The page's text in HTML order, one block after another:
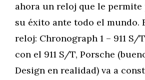
ahora un reloj que le
su éxito ante todo el mundo.
reloj: Chronograph 1 – 911 S/
con el 911 S/T, Porsche
Design en realidad) va a